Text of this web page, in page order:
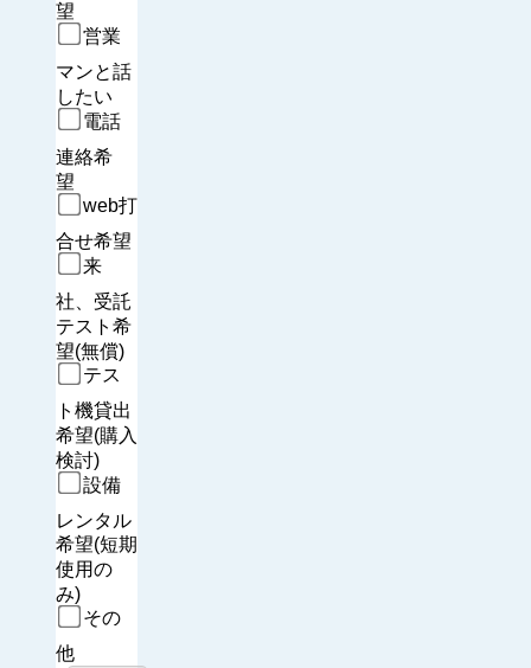
望
営業
マンと話
したい
電話
連絡希
望
web打
合せ希望
来
社、受託
テスト希
望(無償)
テス
ト機貸出
希望(購入
検討)
設備
レンタル
希望(短期
使用の
み)
その
他